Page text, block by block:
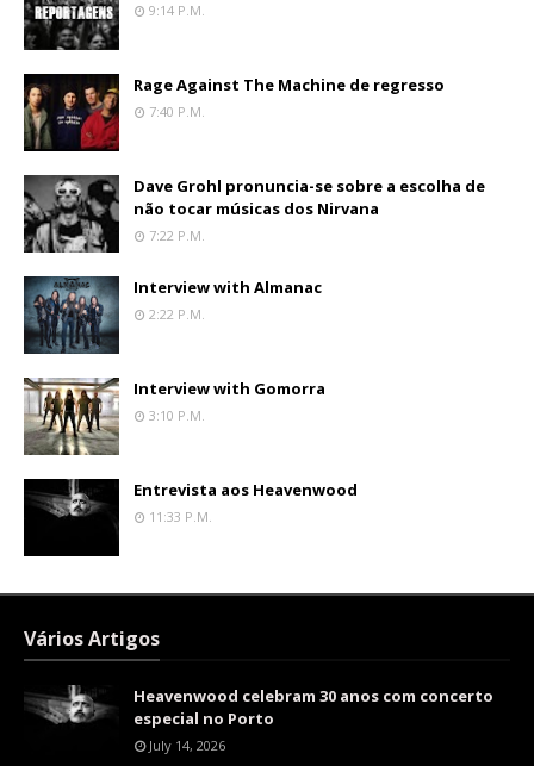
9:14 P.m.
Rage Against The Machine de regresso
7:40 P.m.
Dave Grohl pronuncia-se sobre a escolha de
não tocar músicas dos Nirvana
7:22 P.m.
Interview with Almanac
2:22 P.m.
Interview with Gomorra
3:10 P.m.
Entrevista aos Heavenwood
11:33 P.m.
Vários Artigos
Heavenwood celebram 30 anos com concerto
especial no Porto
July 14, 2026